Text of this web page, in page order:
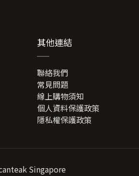
其他連結
聯絡我們
常見問題
線上購物須知
個人資料保護政策
隱私權保護政策
Singapore